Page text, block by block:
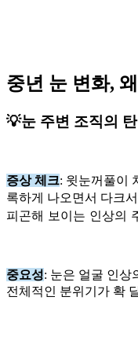
중년 눈 변화,
💡눈 주변 조직의
증상 체크: 윗눈꺼풀이
록하게 나오면서 다크
피곤해 보이는 인상의
중요성: 눈은 얼굴 인상
전체적인 분위기가 확